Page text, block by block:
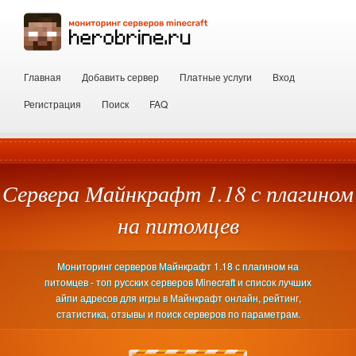
Главная Добавить сервер Платные услуги
Вход
Регистрация
Поиск FAQ
Сервера Майнкрафт 1.18 с плагином
на питомцев
Мониторинг серверов Майнкрафт 1.18 с плагином на
питомцев - топ русских серверов Minecraft и список лучших
айпи адресов для игры в Майнкрафт онлайн, рейтинг,
статистика, отзывы и поиск серверов по параметрам.